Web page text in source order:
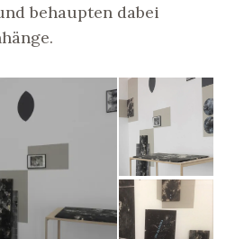
behaupten dabei